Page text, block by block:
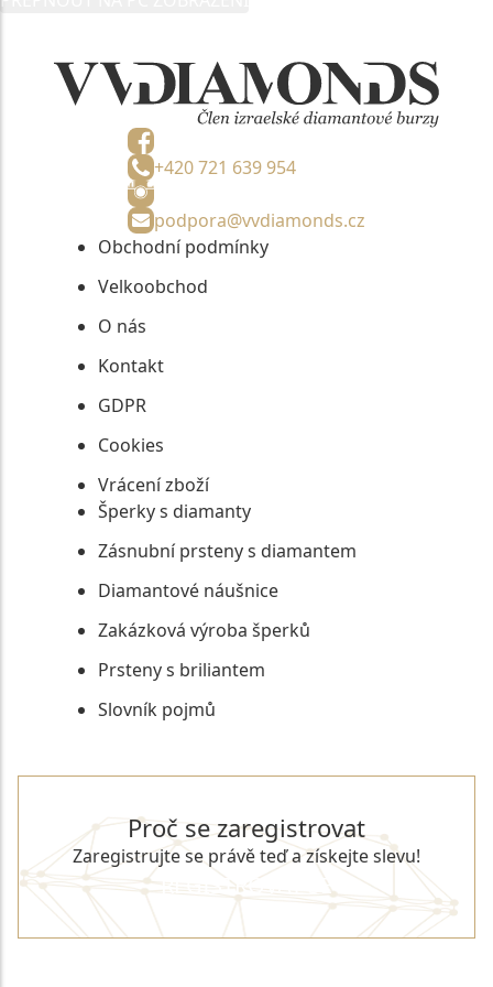
+420 721 639 954
podpora@vvdiamonds.cz
Obchodní podmínky
Velkoobchod
O nás
Kontakt
GDPR
Cookies
Vrácení zboží
Šperky s diamanty
Zásnubní prsteny s diamantem
Diamantové náušnice
Zakázková výroba šperků
Prsteny s briliantem
Slovník pojmů
Proč se zaregistrovat
Zaregistrujte se právě teď a získejte slevu!
REGISTROVAT SE